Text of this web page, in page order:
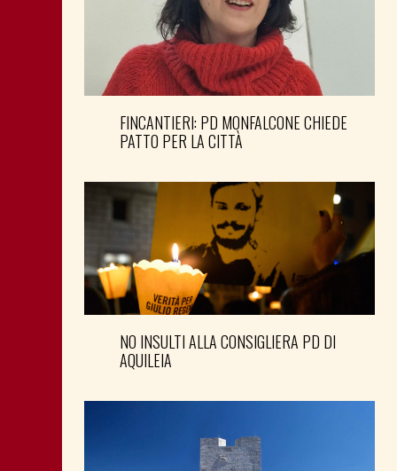
FINCANTIERI: PD MONFALCONE CHIEDE
PATTO PER LA CITTÀ
NO INSULTI ALLA CONSIGLIERA PD DI
AQUILEIA